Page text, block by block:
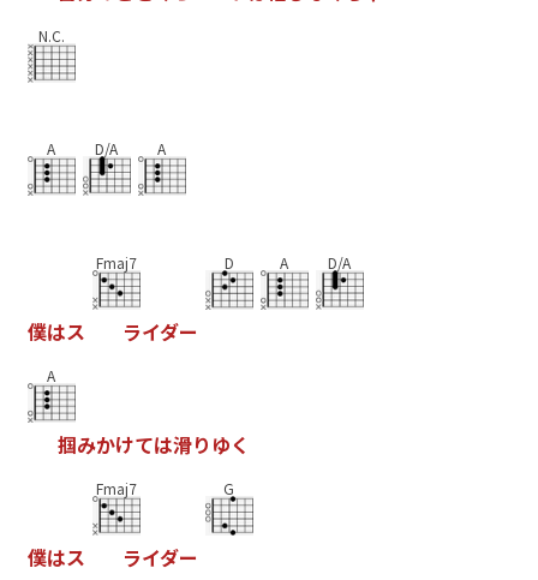
N.C.
A D/A A
僕はス
Fmaj7
ライダー
D A D/A
A
掴みかけては滑り ゆく
僕はス
Fmaj7
ライダー
G